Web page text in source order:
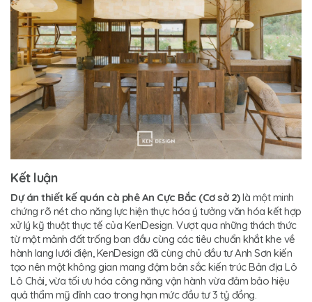
Kết luận
Dự án thiết kế quán cà phê An Cực Bắc (Cơ sở 2)là một minh
chứng rõ nét cho năng lực hiện thực hóa ý tưởng văn hóa kết hợp
xử lý kỹ thuật thực tế của KenDesign. Vượt qua những thách thức
từ một mảnh đất trống ban đầu cùng các tiêu chuẩn khắt khe về
hành lang lưới điện, KenDesign đã cùng chủ đầu tư Anh Sơn kiến
tạo nên một không gian mang đậm bản sắc kiến trúc Bản địa Lô
Lô Chải, vừa tối ưu hóa công năng vận hành vừa đảm bảo hiệu
quả thẩm mỹ đỉnh cao trong hạn mức đầu tư 3 tỷ đồng.